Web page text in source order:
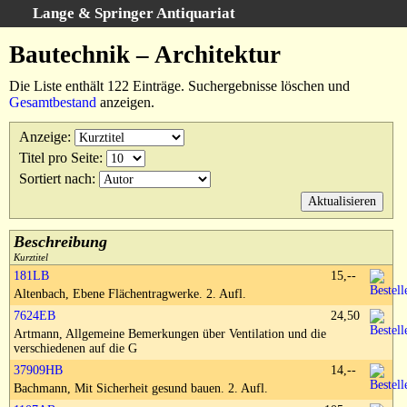
Lange & Springer Antiquariat
Erweiterte Suche
Kategorien
Schlagwörter
Suchergebnisse
Ankauf
AGB
Widerruf
Datenschutz
Impressum
Bautechnik – Architektur
Die Liste enthält 122 Einträge. Suchergebnisse löschen und
Gesamtbestand anzeigen.
Anzeige:
Titel pro Seite:
Sortiert nach:
Beschreibung
Kurztitel
181LB
Altenbach, Ebene Flächentragwerke. 2. Aufl.
15,--
7624EB
Artmann, Allgemeine Bemerkungen über Ventilation und die
verschiedenen auf die G
24,50
37909HB
Bachmann, Mit Sicherheit gesund bauen. 2. Aufl.
14,--